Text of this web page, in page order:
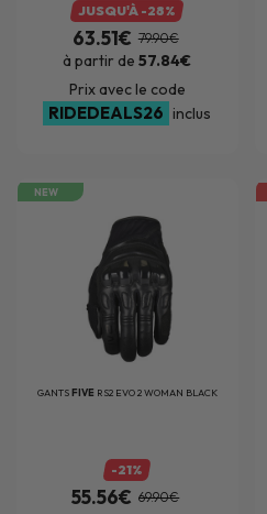
JUSQU'À -28%
63.51€ 79.90€
à partir de57.84€
Prix avec le code
RIDEDEALS26 inclus
NEW
GANTS FIVE RS2 EVO 2 WOMAN BLACK
-21%
55.56€ 69.90€